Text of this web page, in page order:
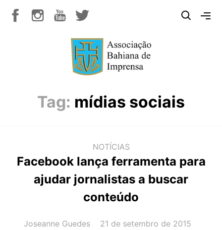
Tag: mídias sociais
NOTÍCIAS
Facebook lança ferramenta para
ajudar jornalistas a buscar
conteúdo
AUTOR(A):
Joseanne Guedes DATA:
21 de setembro de 2015